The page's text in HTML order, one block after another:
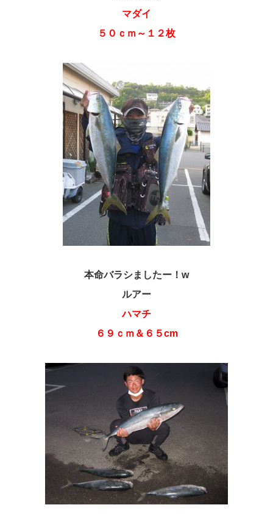
マダイ
５０ｃｍ～１２枚
本命バラシましたー！w
ルアー
ハマチ
６９ｃｍ＆６５cm